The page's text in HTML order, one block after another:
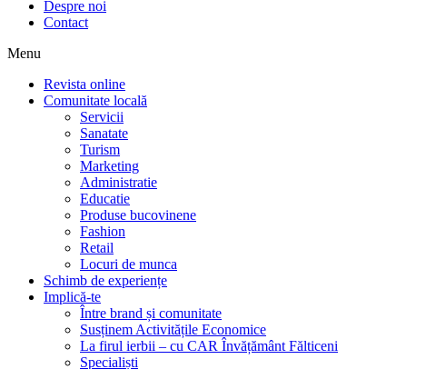
Despre noi
Contact
Menu
Revista online
Comunitate locală
Servicii
Sanatate
Turism
Marketing
Administratie
Educatie
Produse bucovinene
Fashion
Retail
Locuri de munca
Schimb de experiențe
Implică-te
Între brand și comunitate
Susținem Activitățile Economice
La firul ierbii – cu CAR Învățământ Fălticeni
Specialiști